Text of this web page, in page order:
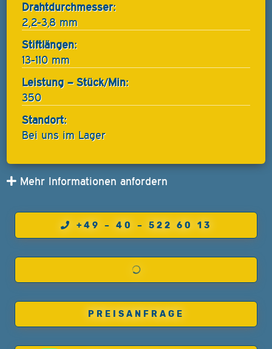
Drahtdurchmesser:
2,2-3,8 mm
Stiftlängen:
13-110 mm
Leistung – Stück/Min:
350
Standort:
Bei uns im Lager
Mehr Informationen anfordern
+49 – 40 – 522 60 13
PREISANFRAGE